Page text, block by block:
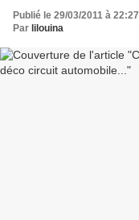
Publié le 29/03/2011 à 22:27
Par lilouina